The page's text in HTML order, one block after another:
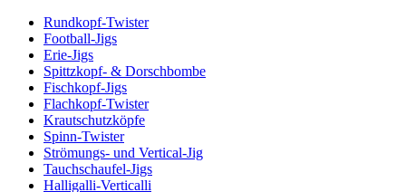
Rundkopf-Twister
Football-Jigs
Erie-Jigs
Spittzkopf- & Dorschbombe
Fischkopf-Jigs
Flachkopf-Twister
Krautschutzköpfe
Spinn-Twister
Strömungs- und Vertical-Jig
Tauchschaufel-Jigs
Halligalli-Verticalli